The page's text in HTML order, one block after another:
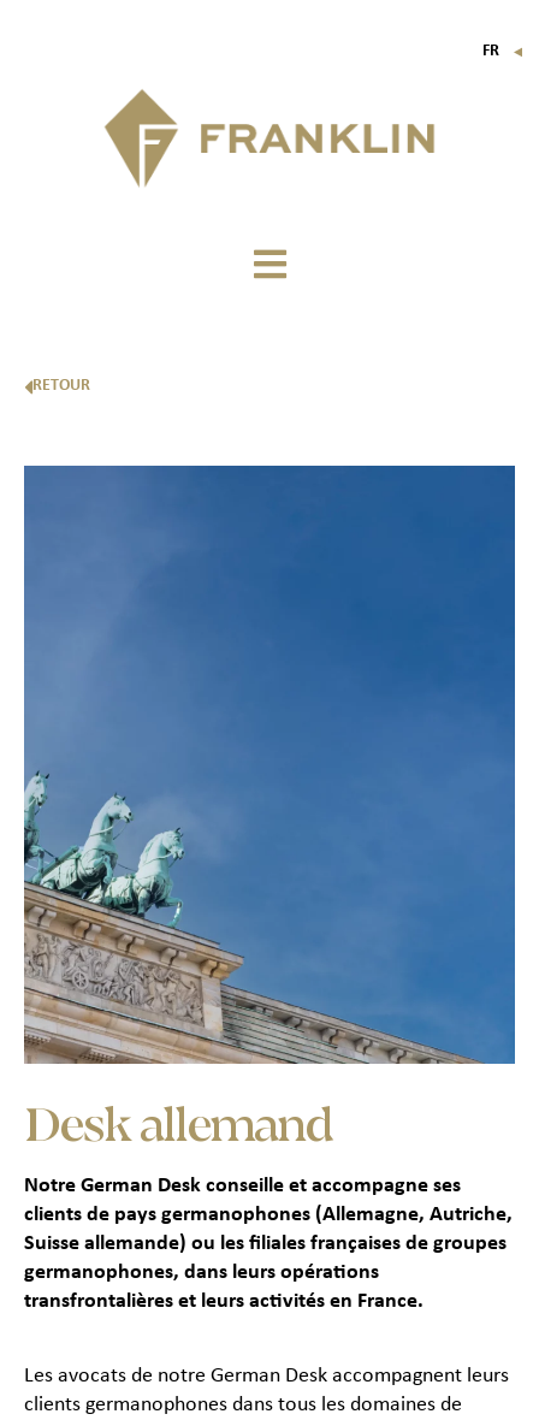
FR ▼
RETOUR
Desk allemand
Notre German Desk conseille et accompagne ses
clients de pays germanophones (Allemagne, Autriche,
Suisse allemande) ou les filiales françaises de groupes
germanophones, dans leurs opérations
transfrontalières et leurs activités en France.
Les avocats de notre German Desk accompagnent leurs
clients germanophones dans tous les domaines de